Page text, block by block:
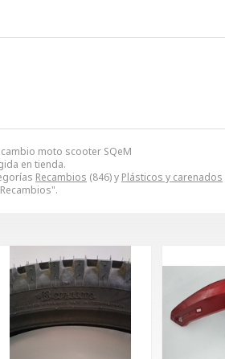
moto scooter SQeM
en tienda.
Recambios (846) y Plásticos y carenados